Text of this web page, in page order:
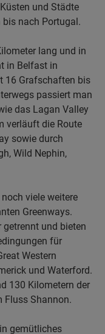
und Städte
nach Portugal.
lang und in
in Belfast in
16 Grafschaften bis
passiert man
das Lagan Valley
verläuft die Route
sowie durch
Wild Nephin,
viele weitere
Greenways.
und bieten
für
Western
und Waterford.
130 Kilometern der
Fluss Shannon.
gemütliches